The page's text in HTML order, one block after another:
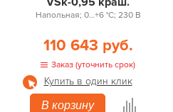
Напольная; 0…+6 °С; 230 В
110 643 руб.
Заказ (уточнить срок)
Купить в один клик
В корзину